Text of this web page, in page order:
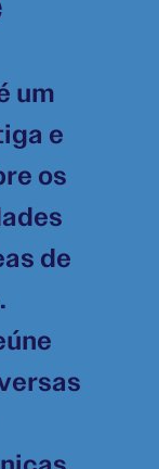
um
e
os
de